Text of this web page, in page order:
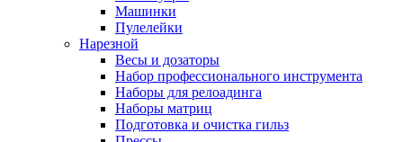
Машинки
Пулелейки
Нарезной
Весы и дозаторы
Набор профессионального инструмента
Наборы для релоадинга
Наборы матриц
Подготовка и очистка гильз